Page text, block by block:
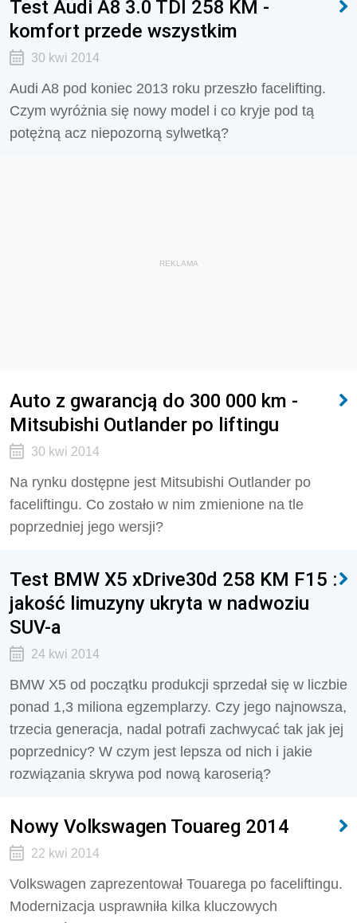
Test Audi A8 3.0 TDI 258 KM -
komfort przede wszystkim
30 kwi 2014
Audi A8 pod koniec 2013 roku przeszło facelifting.
Czym wyróżnia się nowy model i co kryje pod tą
potężną acz niepozorną sylwetką?
REKLAMA
Auto z gwarancją do 300 000 km -
Mitsubishi Outlander po liftingu
30 kwi 2014
Na rynku dostępne jest Mitsubishi Outlander po
faceliftingu. Co zostało w nim zmienione na tle
poprzedniej jego wersji?
Test BMW X5 xDrive30d 258 KM F15 :
jakość limuzyny ukryta w nadwoziu
SUV-a
24 kwi 2014
BMW X5 od początku produkcji sprzedał się w liczbie
ponad 1,3 miliona egzemplarzy. Czy jego najnowsza,
trzecia generacja, nadal potrafi zachwycać tak jak jej
poprzednicy? W czym jest lepsza od nich i jakie
rozwiązania skrywa pod nową karoserią?
Nowy Volkswagen Touareg 2014
22 kwi 2014
Volkswagen zaprezentował Touarega po faceliftingu.
Modernizacja usprawniła kilka kluczowych